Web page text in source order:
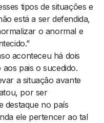
tipos de situações e
está a ser defendida,
o anormal e
aconteceu há dois
pais o sucedido.
a situação avante
por ser
destaque no país
ele pertencer ao tal